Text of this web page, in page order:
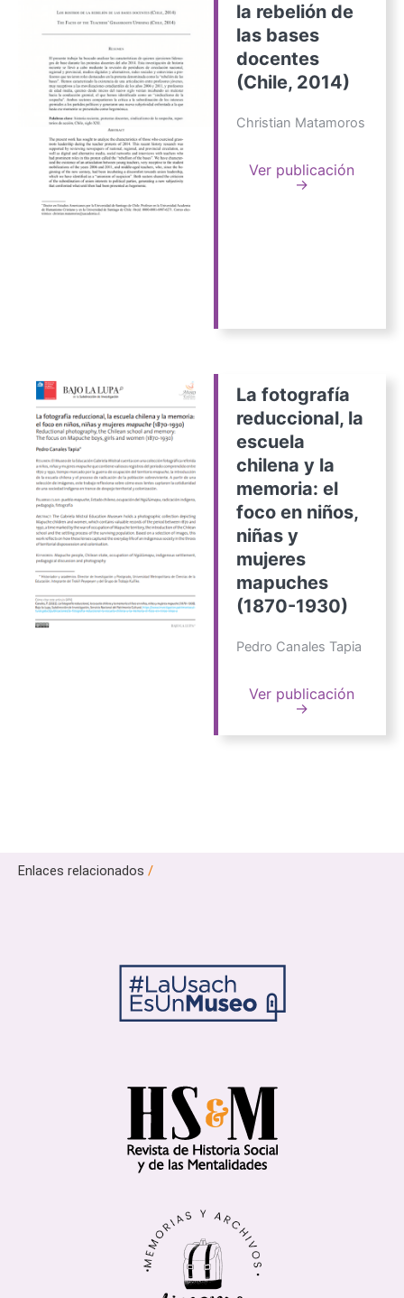
la rebelión de
las bases
docentes
(Chile, 2014)
Christian Matamoros
Ver publicación
→
La fotografía
reduccional, la
escuela
chilena y la
memoria: el
foco en niños,
niñas y
mujeres
mapuches
(1870-1930)
Pedro Canales Tapia
Ver publicación
→
Enlaces relacionados /